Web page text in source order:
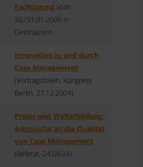
Fachtagungvom
30./31.01.2006 in
Gelnhausen
Innovation in und durch
Case Management
(Vortragsfolien, Kongress
Berlin, 27.12.2004)
Praxis und Weiterbildung:
Ansprüche an die Qualität
von Case Management
(Referat, 24.09.04)